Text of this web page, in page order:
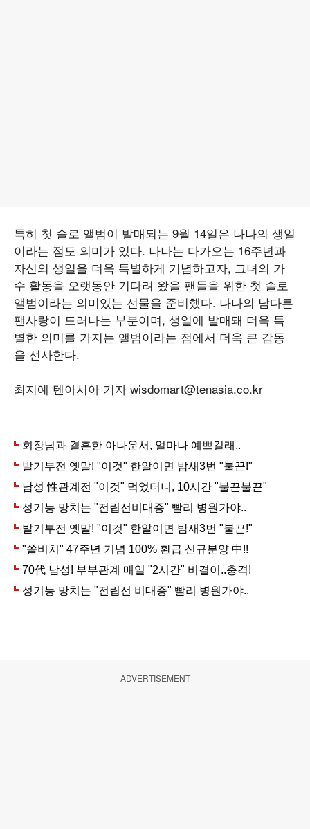
특히 첫 솔로 앨범이 발매되는 9월 14일은 나나의 생일
이라는 점도 의미가 있다. 나나는 다가오는 16주년과
자신의 생일을 더욱 특별하게 기념하고자, 그녀의 가
수 활동을 오랫동안 기다려 왔을 팬들을 위한 첫 솔로
앨범이라는 의미있는 선물을 준비했다. 나나의 남다른
팬사랑이 드러나는 부분이며, 생일에 발매돼 더욱 특
별한 의미를 가지는 앨범이라는 점에서 더욱 큰 감동
을 선사한다.
최지예 텐아시아 기자 wisdomart@tenasia.co.kr
ADVERTISEMENT